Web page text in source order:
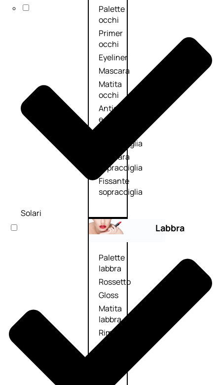
Palette
occhi
Primer
occhi
Eyeliner
Mascara
Matita
occhi
Antiocchiaie
e correttori
sopracciglia
Mascara
sopracciglia
Fissante
sopracciglia
Labbra
Palette
labbra
Rossetto
Gloss
Matita
labbra
Rimpolpante
Balsamo
Solari